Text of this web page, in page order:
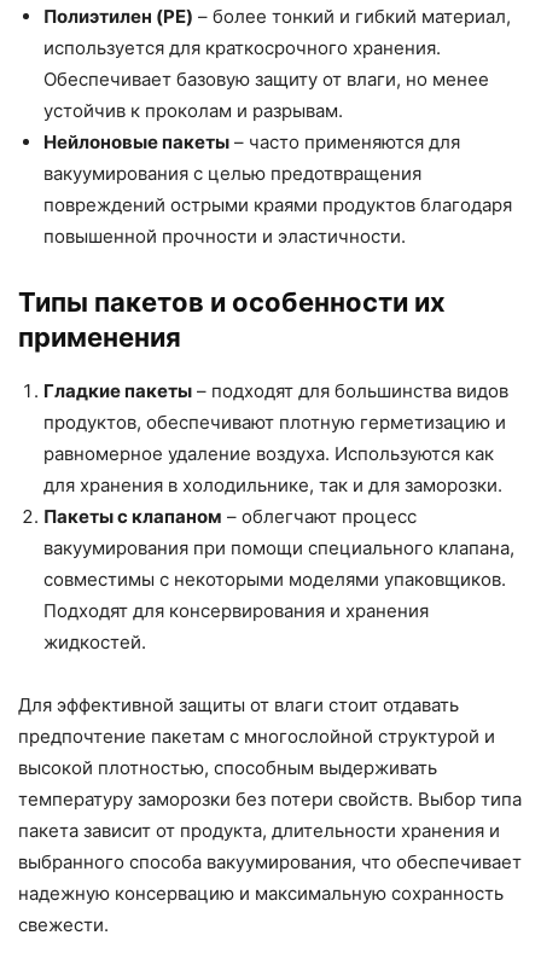
Полиэтилен (PE) – более тонкий и гибкий материал,
используется для краткосрочного хранения.
Обеспечивает базовую защиту от влаги, но менее
устойчив к проколам и разрывам.
Нейлоновые пакеты – часто применяются для
вакуумирования с целью предотвращения
повреждений острыми краями продуктов благодаря
повышенной прочности и эластичности.
Типы пакетов и особенности их
применения
Гладкие пакеты – подходят для большинства видов
продуктов, обеспечивают плотную герметизацию и
равномерное удаление воздуха. Используются как
для хранения в холодильнике, так и для заморозки.
Пакеты с клапаном – облегчают процесс
вакуумирования при помощи специального клапана,
совместимы с некоторыми моделями упаковщиков.
Подходят для консервирования и хранения
жидкостей.
Для эффективной защиты от влаги стоит отдавать
предпочтение пакетам с многослойной структурой и
высокой плотностью, способным выдерживать
температуру заморозки без потери свойств. Выбор типа
пакета зависит от продукта, длительности хранения и
выбранного способа вакуумирования, что обеспечивает
надежную консервацию и максимальную сохранность
свежести.